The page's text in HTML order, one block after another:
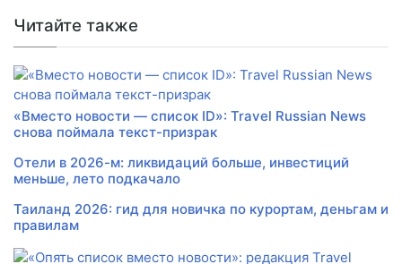
Читайте также
«Вместо новости — список ID»: Travel Russian News
снова поймала текст-призрак
Отели в 2026-м: ликвидаций больше, инвестиций
меньше, лето подкачало
Таиланд 2026: гид для новичка по курортам, деньгам и
правилам